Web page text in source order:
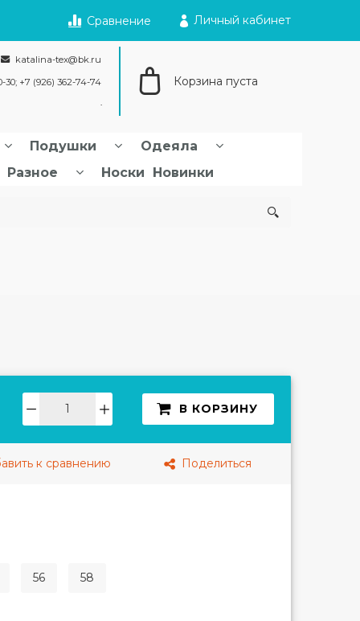
Сравнение Личный кабинет
katalina-tex@bk.ru
30; +7 (926) 362-74-74
Корзина пуста
Подушки
Одеяла
Разное Носки Новинки
В КОРЗИНУ
к сравнению Поделиться
56 58